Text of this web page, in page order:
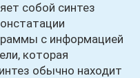
собой синтез
с информацией
которая
обычно находит